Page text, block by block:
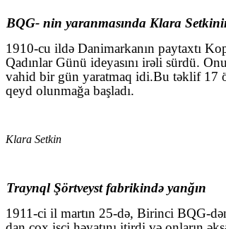
BQG- nin yaranmasında Klara
1910-cu ildə Danimarkanın paytaxtı
Qadınlar Günü ideyasını irəli sürdü.
vahid bir gün yaratmaq idi.Bu təklif 17
qeyd olunmağa başladı.
Klara Setkin
Traynql Şörtveyst fabrikində yanğın
1911-ci il martın 25-də, Birinci BQG-